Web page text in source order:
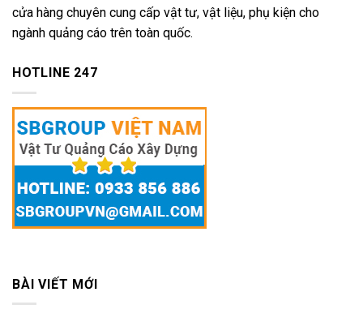
cửa hàng chuyên cung cấp vật tư, vật liệu, phụ kiện cho
ngành quảng cáo trên toàn quốc.
HOTLINE 247
BÀI VIẾT MỚI